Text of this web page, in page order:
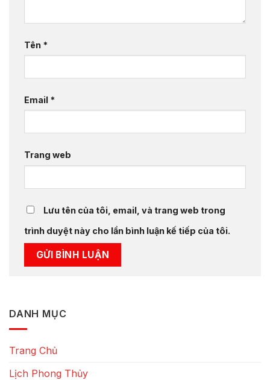
Tên *
Email *
Trang web
Lưu tên của tôi, email, và trang web trong
trình duyệt này cho lần bình luận kế tiếp của tôi.
DANH MỤC
Trang Chủ
Lịch Phong Thủy